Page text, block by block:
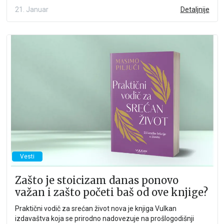
21. Januar Detaljnije
Vesti
Zašto je stoicizam danas ponovo
važan i zašto početi baš od ove knjige?
Praktični vodič za srećan život nova je knjiga Vulkan
izdavaštva koja se prirodno nadovezuje na prošlogodišnji